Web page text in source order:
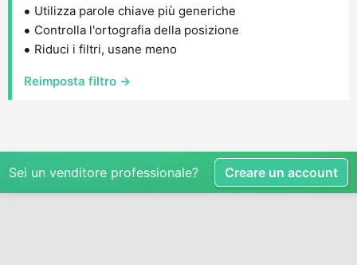
Utilizza parole chiave più generiche
Controlla l'ortografia della posizione
Riduci i filtri, usane meno
Reimposta filtro →
Sei un venditore professionale? Creare un account